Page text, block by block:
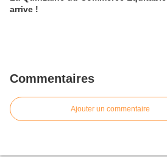
arrive !
Commentaires
Ajouter un commentaire